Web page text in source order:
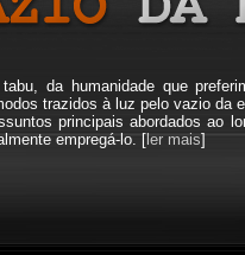
da humanidade que
trazidos à luz pelo vazio da
principais abordados ao
empregá-lo. [ler mais]